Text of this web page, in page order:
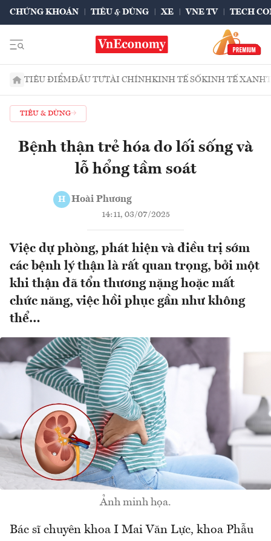
CHỨNG KHOÁN TIÊU & DÙNG XE VNE TV TECH
TIÊU ĐIỂMĐẦU TƯTÀI CHÍNHKINH TẾ SỐKINH TẾ XANH
TIÊU & DÙNG
Bệnh thận trẻ hóa do lối sống và
lỗ hổng tầm soát
H Hoài Phương
14:11, 03/07/2025
Việc dự phòng, phát hiện và điều trị sớm
các bệnh lý thận là rất quan trọng, bởi một
khi thận đã tổn thương nặng hoặc mất
chức năng, việc hồi phục gần như không
thể…
Ảnh minh họa.
Bác sĩ chuyên khoa I Mai Văn Lực, khoa Phẫu